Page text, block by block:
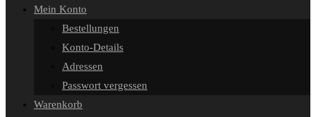
Mein Konto
Bestellungen
Konto-Details
Adressen
Passwort vergessen
Warenkorb